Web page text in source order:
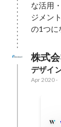
な活用
ジメン
の1つに
株式
デザイ
Apr 2020-